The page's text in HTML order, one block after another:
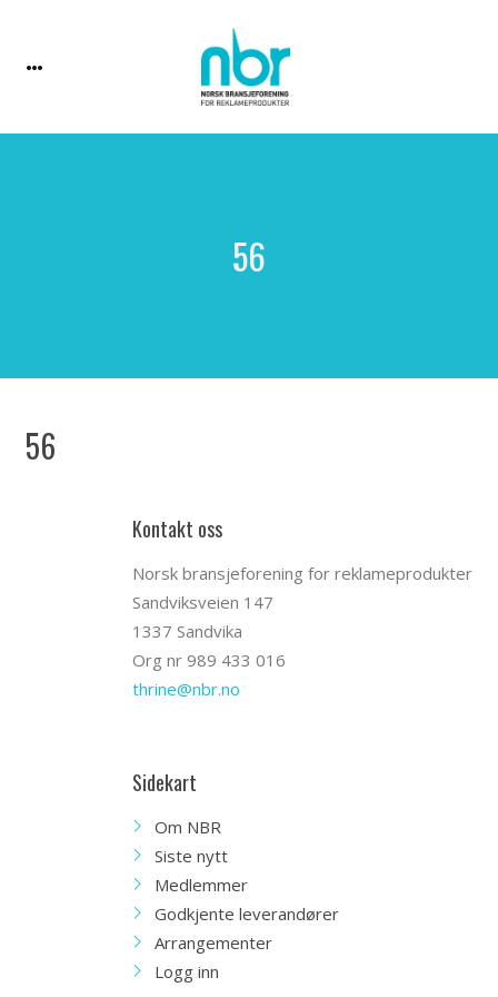
56
56
Kontakt oss
Norsk bransjeforening for reklameprodukter
Sandviksveien 147
1337 Sandvika
Org nr 989 433 016
thrine@nbr.no
Sidekart
Om NBR
Siste nytt
Medlemmer
Godkjente leverandører
Arrangementer
Logg inn